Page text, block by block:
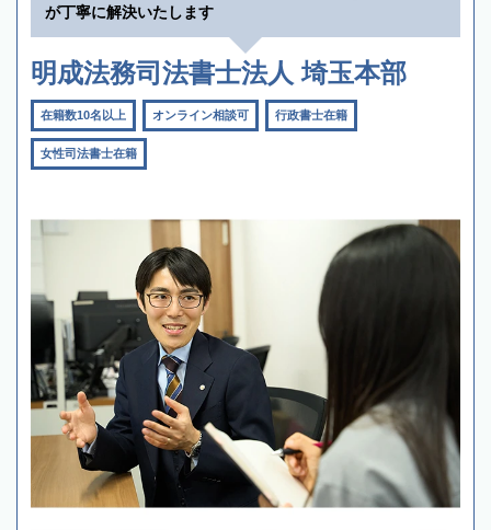
が丁寧に解決いたします
明成法務司法書士法人 埼玉本部
在籍数10名以上 オンライン相談可 行政書士在籍
女性司法書士在籍